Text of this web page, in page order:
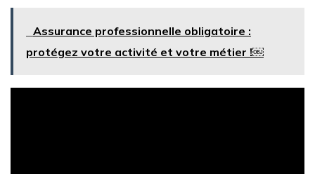
Assurance professionnelle obligatoire :
protégez votre activité et votre métier !￼